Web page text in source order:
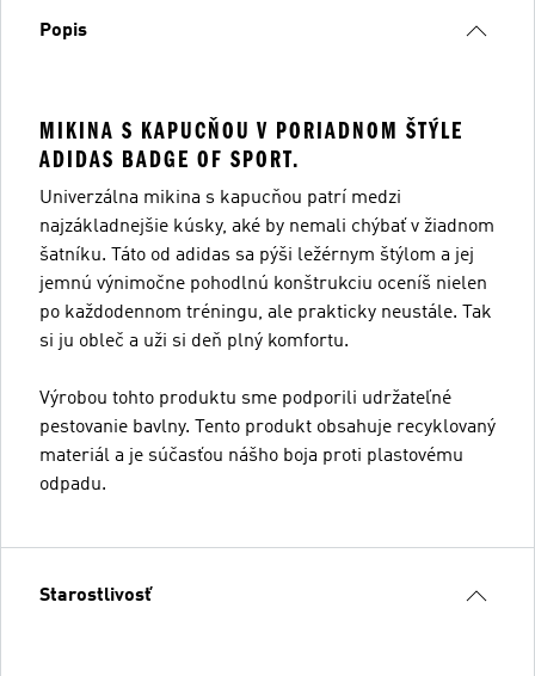
Popis
MIKINA S KAPUCŇOU V PORIADNOM ŠTÝLE
ADIDAS BADGE OF SPORT.
Univerzálna mikina s kapucňou patrí medzi
najzákladnejšie kúsky, aké by nemali chýbať v žiadnom
šatníku. Táto od adidas sa pýši ležérnym štýlom a jej
jemnú výnimočne pohodlnú konštrukciu oceníš nielen
po každodennom tréningu, ale prakticky neustále. Tak
si ju obleč a uži si deň plný komfortu.
Výrobou tohto produktu sme podporili udržateľné
pestovanie bavlny. Tento produkt obsahuje recyklovaný
materiál a je súčasťou nášho boja proti plastovému
odpadu.
Starostlivosť